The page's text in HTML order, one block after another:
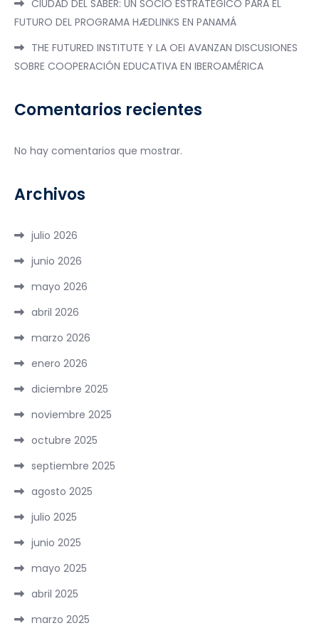
CIUDAD DEL SABER: UN SOCIO ESTRATÉGICO PARA EL
FUTURO DEL PROGRAMA HÆDLINKS EN PANAMÁ
THE FUTURED INSTITUTE Y LA OEI AVANZAN DISCUSIONES
SOBRE COOPERACIÓN EDUCATIVA EN IBEROAMÉRICA
Comentarios recientes
No hay comentarios que mostrar.
Archivos
julio 2026
junio 2026
mayo 2026
abril 2026
marzo 2026
enero 2026
diciembre 2025
noviembre 2025
octubre 2025
septiembre 2025
agosto 2025
julio 2025
junio 2025
mayo 2025
abril 2025
marzo 2025